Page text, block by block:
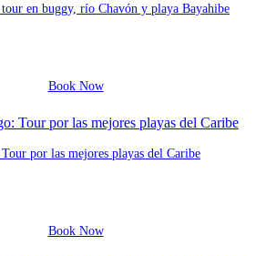
en buggy, río Chavón y playa Bayahibe
Book Now
por las mejores playas del Caribe
Book Now